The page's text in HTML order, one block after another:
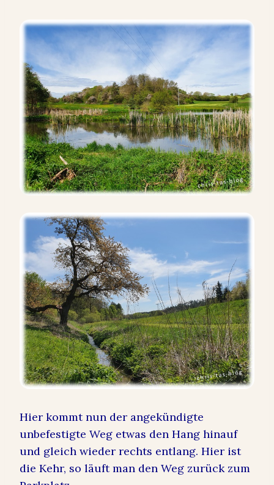
Hier kommt nun der angekündigte
unbefestigte Weg etwas den Hang hinauf
und gleich wieder rechts entlang. Hier ist
die Kehr, so läuft man den Weg zurück zum